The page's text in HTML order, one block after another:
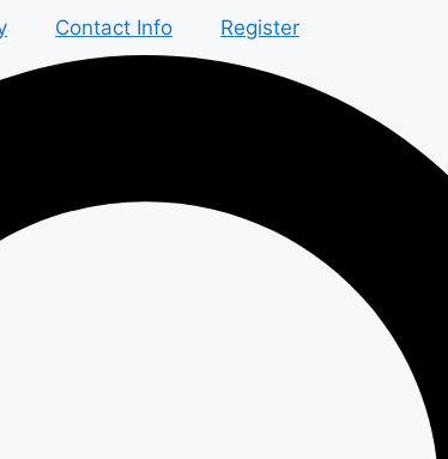
Contact Info Register